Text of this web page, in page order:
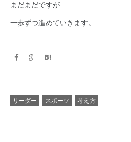
まだまだですが
一歩ずつ進めていきます。
リーダー スポーツ 考え方